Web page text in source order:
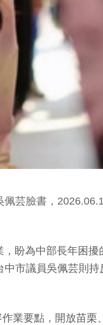
芸臉書，
盼為中部長年困
市議員吳佩芸則
業要點，開放苗